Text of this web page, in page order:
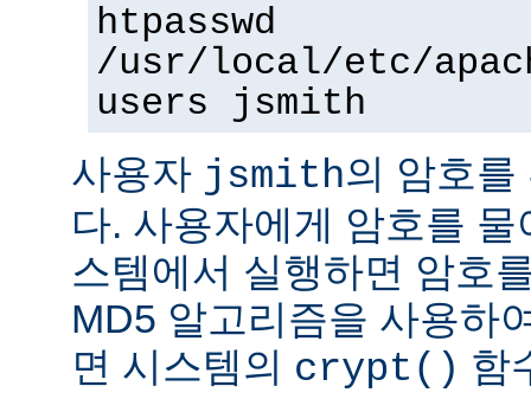
htpasswd
/usr/local/etc/
users jsmith
사용자 jsmith의 암호를
다. 사용자에게 암호를
스템에서 실행하면 암호
MD5 알고리즘을 사용하
면 시스템의 crypt() 함